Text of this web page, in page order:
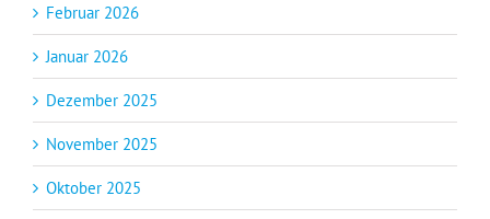
Februar 2026
Januar 2026
Dezember 2025
November 2025
Oktober 2025